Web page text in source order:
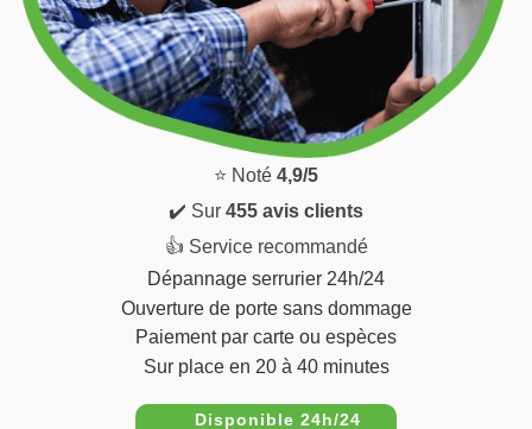
⭐ Noté 4,9/5
✔️ Sur 455 avis clients
👍 Service recommandé
Dépannage serrurier 24h/24
Ouverture de porte sans dommage
Paiement par carte ou espèces
Sur place en 20 à 40 minutes